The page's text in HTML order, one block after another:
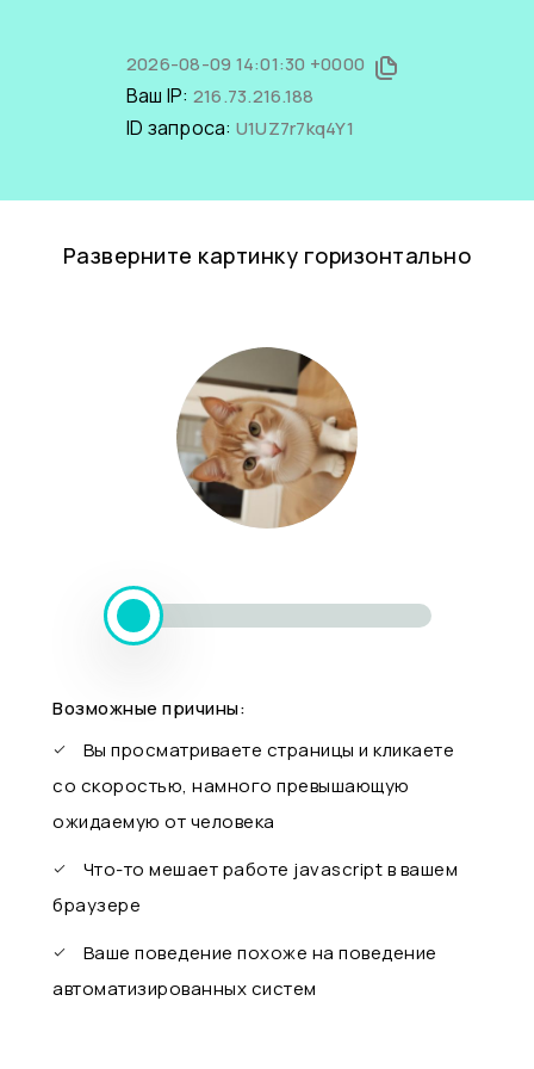
2026-08-09 14:01:30 +0000
Ваш IP: 216.73.216.188
ID запроса: U1UZ7r7kq4Y1
Разверните картинку горизонтально
Возможные причины:
Вы просматриваете страницы и кликаете
со скоростью, намного превышающую
ожидаемую от человека
Что-то мешает работе javascript в вашем
браузере
Ваше поведение похоже на поведение
автоматизированных систем